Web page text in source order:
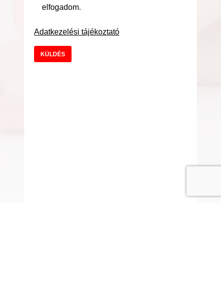
elfogadom.
Adatkezelési tájékoztató